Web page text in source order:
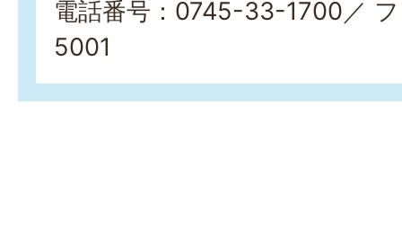
電話番号：0745-33-1700／
5001